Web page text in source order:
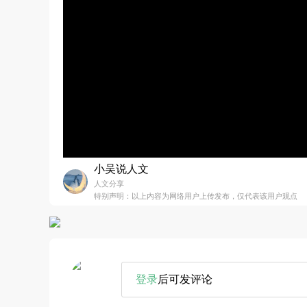
小吴说人文
人文分享
特别声明：以上内容为网络用户上传发布，仅代表该用户观点
登录后可发评论